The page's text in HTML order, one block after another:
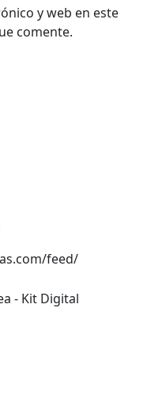
y web en este
comente.
feed/